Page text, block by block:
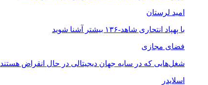
امید لرستان
با پهپاد انتحاری شاهد-۱۳۶ بیشتر آشنا شوید
فضای مجازی
شغل‌‌هایی که در سایه جهان دیجیتالی در حال انقراض هستند
اسلایدر